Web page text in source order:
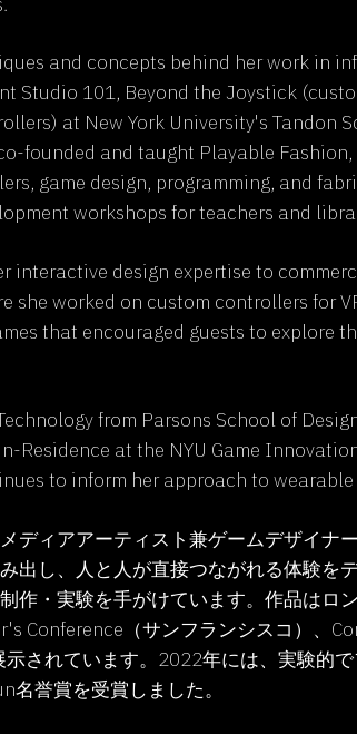
and concepts behind her work in
Studio 101, Beyond the Joystick
at New York University's Tandon
founded and taught Playable
game design, programming, and
workshops for teachers and
interactive design expertise to
she worked on custom controllers for
that encouraged guests to explore
from Parsons School of
Residence at the NYU Game
to inform her approach to
ディアアーティスト兼ゲームデザイナ
出し、人と人が直接つながれる体験を
作・実験を手がけています。作品はロ
Conference（サンフランシスコ）、
されています。2022年には、実験的
名誉賞を受賞しました。